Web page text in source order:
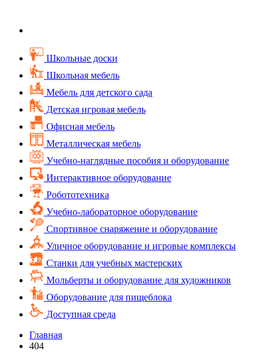
Школьные доски
Школьная мебель
Мебель для детского сада
Детская игровая мебель
Офисная мебель
Металлическая мебель
Учебно-наглядные пособия и оборудование
Интерактивное оборудование
Робототехника
Учебно-лабораторное оборудование
Спортивное снаряжение и оборудование
Уличное оборудование и игровые комплексы
Cтанки для учебных мастерских
Мольберты и оборудование для художников
Оборудование для пищеблока
Доступная среда
Главная
404